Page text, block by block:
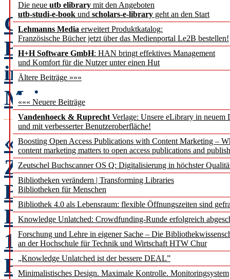
Die neue utb elibrary mit den Angeboten
utb-studi-e-book und scholars-e-library geht an den Start
Lehmanns Media erweitert Produktkatalog:
Französische Bücher jetzt über das Medienportal Le2B bestellen!
H+H Software GmbH: HAN bringt effektives Management
und Komfort für die Nutzer unter einen Hut
Ältere Beiträge »»»
««« Neuere Beiträge
Vandenhoeck & Ruprecht Verlage: Unsere eLibrary in neuem
und mit verbesserter Benutzeroberfläche!
Boosting Open Access Publications with Content Marketing –
content marketing matters to open access publications and
Zeutschel Buchscanner OS Q: Digitalisierung in höchster
Bibliotheken verändern | Transforming Libraries
Bibliotheken für Menschen
Bibliothek 4.0 als Lebensraum: flexible Öffnungszeiten sind
Knowledge Unlatched: Crowdfunding-Runde erfolgreich
Forschung und Lehre in eigener Sache – Die
an der Hochschule für Technik und Wirtschaft HTW Chur
„Knowledge Unlatched ist der bessere DEAL”
Minimalistisches Design. Maximale Kontrolle. Monitoringsystem
Bedeutsamkeit für
im Wandel
Annika
Meier
«Work in progress» –
Zum
Bibliotheken
Diskussionsstand eines
1
Frank Seeliger, Frank